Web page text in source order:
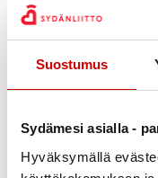
Suostumus
Sydämesi asialla -
Hyväksymällä
11.9.
11:30